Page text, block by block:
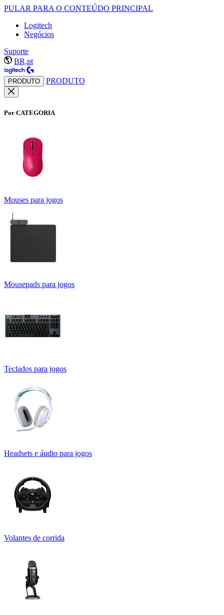
PULAR PARA O CONTEÚDO PRINCIPAL
Logitech
Negócios
Suporte
BR,pt
PRODUTO PRODUTO
Por CATEGORIA
Mouses para jogos
Mousepads para jogos
Teclados para jogos
Headsets e áudio para jogos
Volantes de corrida